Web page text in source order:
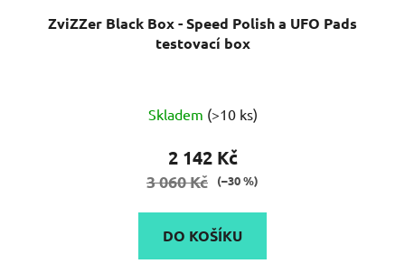
ZviZZer Black Box - Speed Polish a UFO Pads
testovací box
hodnocení
produktu
je
5
Skladem (>10 ks)
2 142 Kč
3 060 Kč (–30 %)
DO KOŠÍKU